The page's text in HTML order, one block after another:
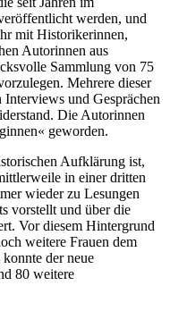
werden, und
mit Historikerinnen,
Autorinnen aus
Sammlung von 75
Mehrere dieser
und Gesprächen
Die Autorinnen
geworden.
Aufklärung ist,
in einer dritten
wieder zu Lesungen
vorstellt und über die
Vor diesem Hintergrund
weitere Frauen dem
der neue
80 weitere